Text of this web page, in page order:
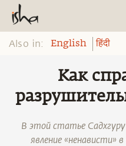
Also in: English हिंदी
Как
В этой статье
явление «ненависти»